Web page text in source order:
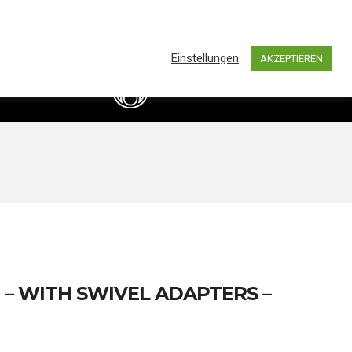
info@bassimports.de
– WITH SWIVEL ADAPTERS –
Einstellungen AKZEPTIEREN